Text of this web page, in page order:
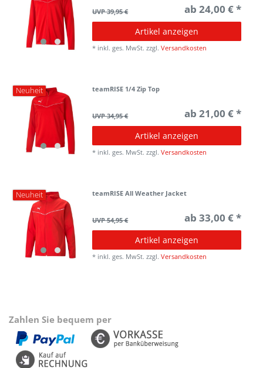
UVP 39,95 € ab 24,00 € *
Artikel anzeigen
* inkl. ges. MwSt. zzgl.Versandkosten
Neuheit teamRISE 1/4 Zip Top
UVP 34,95 € ab 21,00 € *
Artikel anzeigen
* inkl. ges. MwSt. zzgl.Versandkosten
Neuheit teamRISE All Weather Jacket
UVP 54,95 € ab 33,00 € *
Artikel anzeigen
* inkl. ges. MwSt. zzgl.Versandkosten
Zahlen Sie bequem per